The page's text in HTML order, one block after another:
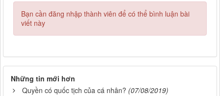
Bạn cần đăng nhập thành viên để có thể bình luận bài
viết này
Những tin mới hơn
Quyền có quốc tịch của cá nhân? (07/08/2019)